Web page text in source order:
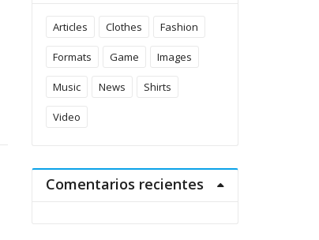
Articles Clothes Fashion
Formats Game Images
Music News Shirts
Video
Comentarios recientes